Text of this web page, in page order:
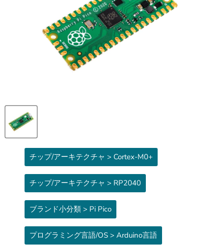
チップ/アーキテクチャ > Cortex-M0+
チップ/アーキテクチャ > RP2040
ブランド小分類 > Pi Pico
プログラミング言語/OS > Arduino言語